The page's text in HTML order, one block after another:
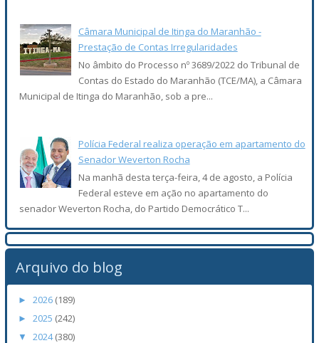
Câmara Municipal de Itinga do Maranhão -
Prestação de Contas Irregularidades
No âmbito do Processo nº 3689/2022 do Tribunal de
Contas do Estado do Maranhão (TCE/MA), a Câmara
Municipal de Itinga do Maranhão, sob a pre...
Polícia Federal realiza operação em apartamento do
Senador Weverton Rocha
Na manhã desta terça-feira, 4 de agosto, a Polícia
Federal esteve em ação no apartamento do
senador Weverton Rocha, do Partido Democrático T...
Arquivo do blog
►2026 (189)
►2025 (242)
▼2024(380)